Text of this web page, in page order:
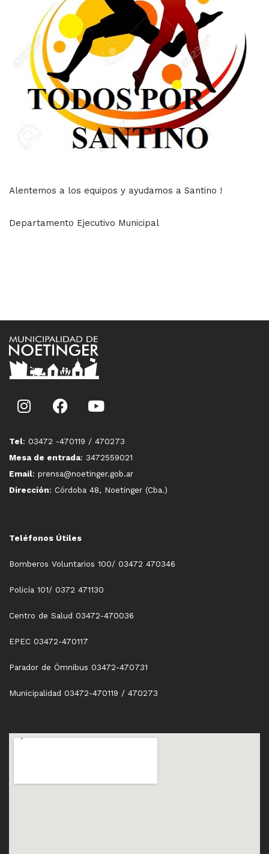
Alentemos a los equipos y ayudamos a Santino !
Departamento Ejecutivo Municipal
Tel: 03472 -470119 / 470273
Mesa de entrada: 3472559021
Email: prensa@noetinger.gob.ar
Dirección: Córdoba 48, Noetinger (Cba.)
Teléfonos Útiles
Bomberos Voluntarios 100/ 03472 470346
Policía 101/ 0372 471130
Centro de Salud 03472-470036
EPEC 03472-470117
Parador de Ómnibus 03472-470731
Municipalidad 03472-470119 / 470273